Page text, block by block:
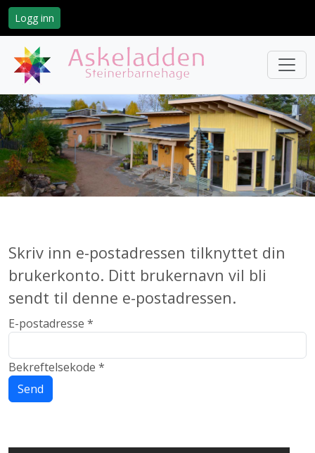
Logg inn
Skriv inn e-postadressen tilknyttet din
brukerkonto. Ditt brukernavn vil bli
sendt til denne e-postadressen.
E-postadresse *
Bekreftelsekode *
Send